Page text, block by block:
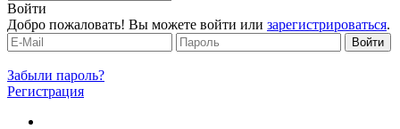
Войти
Добро пожаловать! Вы можете войти или зарегистрироваться.
Забыли пароль?
Регистрация